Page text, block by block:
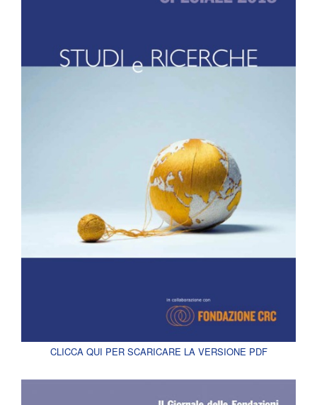
CLICCA QUI PER SCARICARE LA VERSIONE PDF